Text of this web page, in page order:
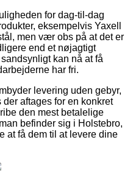
for dag-til-dag
eksempelvis Yaxell
men vær obs på at det er
end et nøjagtigt
kan nå at få
har fri.
levering uden gebyr,
aftages for en konkret
den mest betalelige
befinder sig i Holstebro,
at få dem til at levere dine